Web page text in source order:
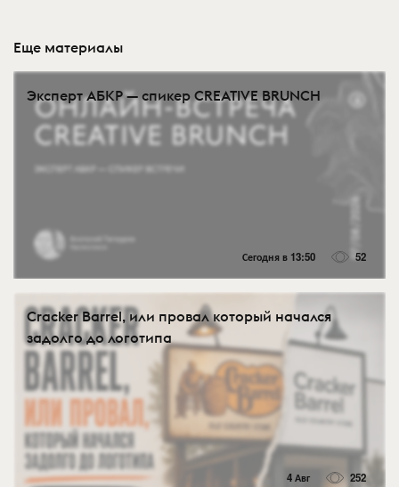
Еще материалы
Эксперт АБКР — спикер CREATIVE BRUNCH
Сегодня в 13:50 52
Cracker Barrel, или провал который начался
задолго до логотипа
4 Авг 252